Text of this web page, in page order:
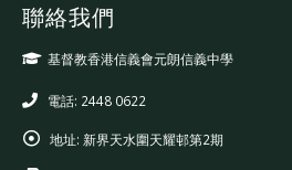
聯絡我們
基督教香港信義會元朗信義中學
電話: 2448 0622
地址: 新界天水圍天耀邨第2期